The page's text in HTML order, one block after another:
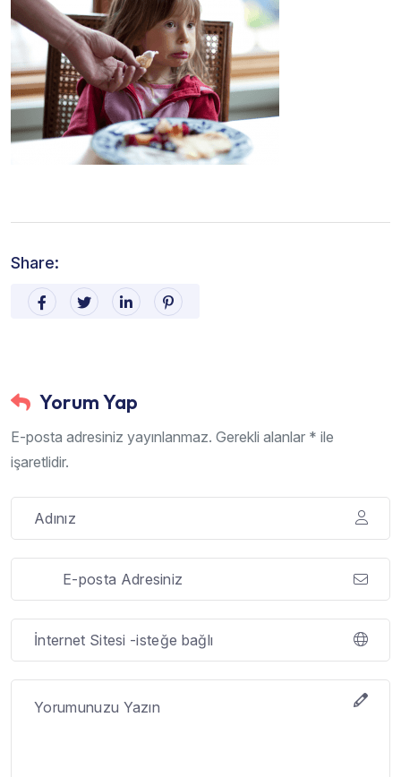
Share:
Yorum Yap
E-posta adresiniz yayınlanmaz. Gerekli alanlar * ile
işaretlidir.